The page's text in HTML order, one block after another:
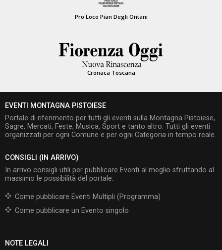
Pro Loco Pian Degli Ontani
Cronaca Toscana
EVENTI MONTAGNA PISTOIESE
Portale di riferimento per tutti gli eventi sulla Montagna Pistoiese,
Sagre, Mercati, Feste, Musica, Sport e tanto altro. Tutti gli eventi
organizzati per ogni Comune e per ogni Categoria in tempo reale.
CONSIGLI (IN ARRIVO)
In arrivo consigli utili per pubblicare Eventi al meglio sfruttando al
massimo le possibilità del portale.
Come pubblicare Eventi Multipli (Programma)
Come pubblicare un Evento singolo
NOTE LEGALI